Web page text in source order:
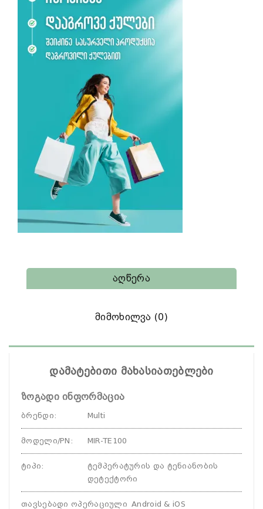
Აღწერა
Მიმოხილვა (0)
დამატებითი მახასიათებლები
ზოგადი ინფორმაცია
ბრენდი: Multi
მოდელი/PN : MIR-TE100
ტიპი:
ტემპერატურის და ტენიანობის
დეტექტორი
თავსებადი ოპერაციული Android & iOS